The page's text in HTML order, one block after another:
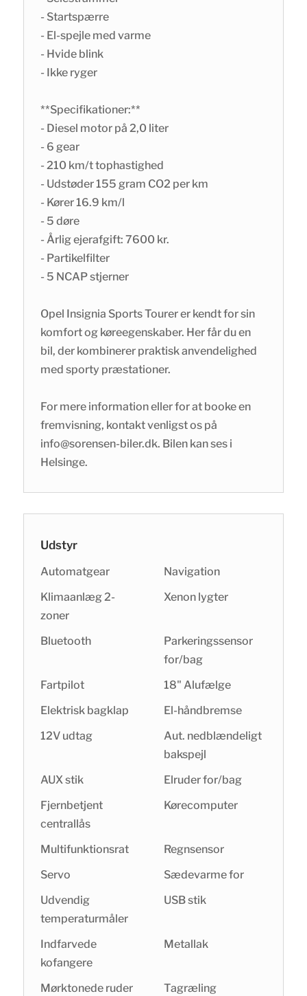
- Startspærre
- El-spejle med varme
- Hvide blink
- Ikke ryger
**Specifikationer:**
- Diesel motor på 2,0 liter
- 6 gear
- 210 km/t tophastighed
- Udstøder 155 gram CO2 per km
- Kører 16.9 km/l
- 5 døre
- Årlig ejerafgift: 7600 kr.
- Partikelfilter
- 5 NCAP stjerner
Opel Insignia Sports Tourer er kendt for sin
komfort og køreegenskaber. Her får du en
bil, der kombinerer praktisk anvendelighed
med sporty præstationer.
For mere information eller for at booke en
fremvisning, kontakt venligst os på
info@sorensen-biler.dk. Bilen kan ses i
Helsinge.
Udstyr
Automatgear
Navigation
Klimaanlæg 2-
zoner
Xenon lygter
Bluetooth
Parkeringssensor
for/bag
Fartpilot
18" Alufælge
Elektrisk bagklap
El-håndbremse
12V udtag
Aut. nedblændeligt
bakspejl
AUX stik
Elruder for/bag
Fjernbetjent
centrallås
Kørecomputer
Multifunktionsrat
Regnsensor
Servo
Sædevarme for
Udvendig
temperaturmåler
USB stik
Indfarvede
kofangere
Metallak
Mørktonede ruder
Tagræling